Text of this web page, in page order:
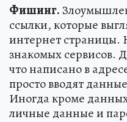
Фишинг.
ссылки, которые
интернет страницы.
знакомых сервисов.
что написано в
просто вводят
Иногда кроме
личные данные и